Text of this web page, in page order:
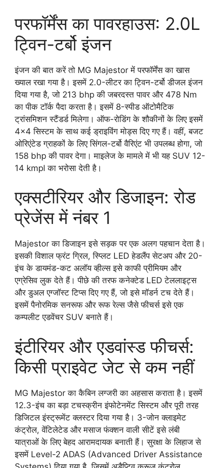
परफॉर्मेंस का पावरहाउस: 2.0L
ट्विन-टर्बो इंजन
इंजन की बात करें तो MG Majestor में परफॉर्मेंस का खास
ख्याल रखा गया है। इसमें 2.0-लीटर का ट्विन-टर्बो डीजल इंजन
दिया गया है, जो 213 bhp की जबरदस्त पावर और 478 Nm
का पीक टॉर्क पैदा करता है। इसमें 8-स्पीड ऑटोमैटिक
ट्रांसमिशन स्टैंडर्ड मिलेगा। ऑफ-रोडिंग के शौकीनों के लिए इसमें
4×4 सिस्टम के साथ कई ड्राइविंग मोड्स दिए गए हैं। वहीं, बजट
ओरिएंटेड ग्राहकों के लिए सिंगल-टर्बो वैरिएंट भी उपलब्ध होगा, जो
158 bhp की पावर देगा। माइलेज के मामले में भी यह SUV 12-
14 kmpl का भरोसा देती है।
एक्सटीरियर और डिजाइन: रोड
प्रेजेंस में नंबर 1
Majestor का डिजाइन इसे सड़क पर एक अलग पहचान देता है।
इसकी विशाल फ्रंट ग्रिल, स्प्लिट LED हेडलैंप सेटअप और 20-
इंच के डायमंड-कट अलॉय व्हील्स इसे काफी प्रीमियम और
एग्रेसिव लुक देते हैं। पीछे की तरफ कनेक्टेड LED टेललाइट्स
और डुअल एग्जॉस्ट टिप्स दिए गए हैं, जो इसे मॉडर्न टच देते हैं।
इसमें पैनोरमिक सनरूफ और रूफ रेल्स जैसे फीचर्स इसे एक
कम्पलीट एडवेंचर SUV बनाते हैं।
इंटीरियर और एडवांस्ड फीचर्स:
किसी प्राइवेट जेट से कम नहीं
MG Majestor का कैबिन लग्जरी का अहसास कराता है। इसमें
12.3-इंच का बड़ा टचस्क्रीन इंफोटेनमेंट सिस्टम और पूरी तरह
डिजिटल इंस्ट्रूमेंट क्लस्टर दिया गया है। 3-जोन क्लाइमेट
कंट्रोल, वेंटिलेटेड और मसाज फंक्शन वाली सीटें इसे लंबी
यात्राओं के लिए बेहद आरामदायक बनाती हैं। सुरक्षा के लिहाज से
इसमें Level-2 ADAS (Advanced Driver Assistance